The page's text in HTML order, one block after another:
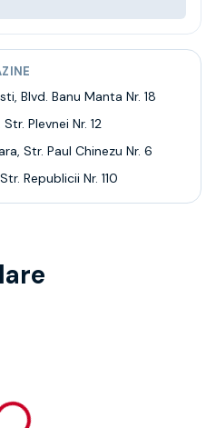
, Blvd. Banu Manta Nr. 18
Str. Plevnei Nr. 12
, Str. Paul Chinezu Nr. 6
Str. Republicii Nr. 110